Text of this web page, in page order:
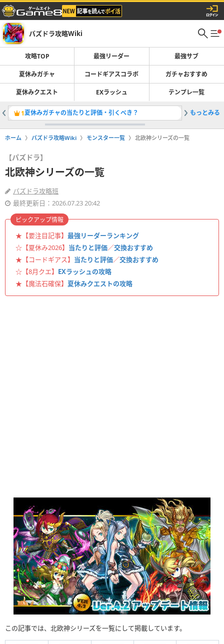
パズドラ攻略Wiki
攻略TOP 最強リーダー 最強サブ
夏休みガチャ コードギアスコラボ ガチャおすすめ
夏休みクエスト EXラッシュ テンプレ一覧
1夏休みガチャの当たりと評価・引くべき？ 2最強リ
もっとみる
ホーム パズドラ攻略Wiki モンスター一覧 北欧神シリーズの一覧
【パズドラ】
北欧神シリーズの一覧
パズドラ攻略班
最終更新日：2026.07.23 20:42
★【要注目記事】 最強リーダーランキング
☆【夏休み2026】 当たりと評価／交換おすすめ
★【コードギアス】 当たりと評価／交換おすすめ
☆【8月クエ】 EXラッシュの攻略
★【魔法石確保】 夏休みクエストの攻略
ピックアップ情報
この記事では、北欧神シリーズを一覧にして掲載しています。